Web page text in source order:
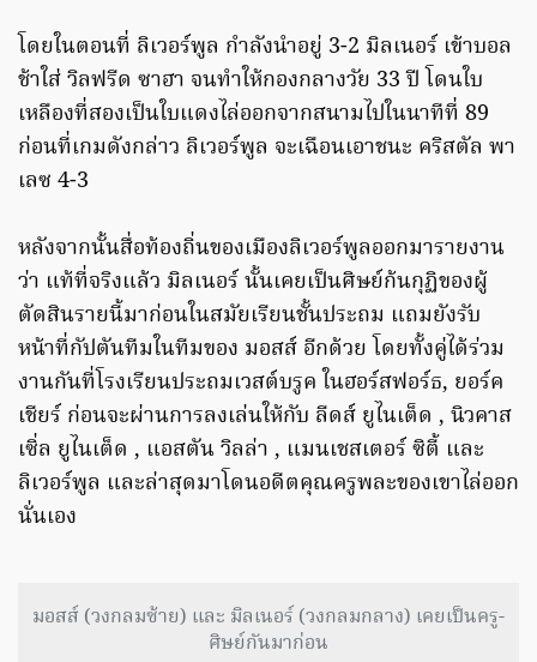
โดยในตอนที่ ลิเวอร์พูล กำลังนำอยู่ 3-2 มิลเนอร์ เข้าบอล
ช้าใส่ วิลฟรีด ซาฮา จนทำให้กองกลางวัย 33 ปี โดนใบ
เหลืองที่สองเป็นใบแดงไล่ออกจากสนามไปในนาทีที่ 89
ก่อนที่เกมดังกล่าว ลิเวอร์พูล จะเฉือนเอาชนะ คริสตัล พา
เลซ 4-3
หลังจากนั้นสื่อท้องถิ่นของเมืองลิเวอร์พูลออกมารายงาน
ว่า แท้ที่จริงแล้ว มิลเนอร์ นั้นเคยเป็นศิษย์ก้นกุฏิของผู้
ตัดสินรายนี้มาก่อนในสมัยเรียนชั้นประถม แถมยังรับ
หน้าที่กัปตันทีมในทีมของ มอสส์ อีกด้วย โดยทั้งคู่ได้ร่วม
งานกันที่โรงเรียนประถมเวสต์บรูค ในฮอร์สฟอร์ธ, ยอร์ค
เชียร์ ก่อนจะผ่านการลงเล่นให้กับ ลีดส์ ยูไนเต็ด , นิวคาส
เซิ่ล ยูไนเต็ด , แอสตัน วิลล่า , แมนเชสเตอร์ ซิตี้ และ
ลิเวอร์พูล และล่าสุดมาโดนอดีตคุณครูพละของเขาไล่ออก
นั่นเอง
มอสส์ (วงกลมซ้าย) และ มิลเนอร์ (วงกลมกลาง) เคยเป็นครู-
ศิษย์กันมาก่อน